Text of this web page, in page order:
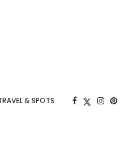
& SPOTS